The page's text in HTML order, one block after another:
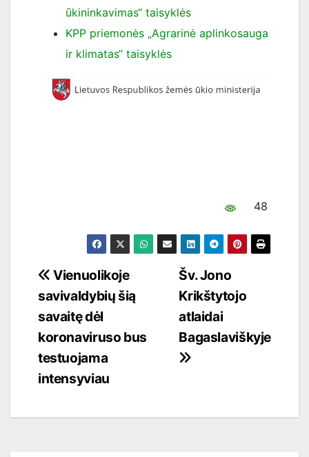
ūkininkavimas“ taisyklės
KPP priemonės „Agrarinė aplinkosauga
ir klimatas“ taisyklės
48
Navigacija
tarp
įrašų
Šv. Jono
Krikštytojo
atlaidai
Bagaslaviškyje
Vienuolikoje
savivaldybių šią
savaitę dėl
koronaviruso bus
testuojama
intensyviau